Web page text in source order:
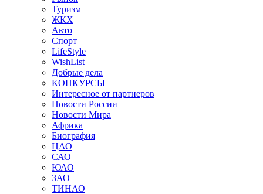
Туризм
ЖКХ
Авто
Спорт
LifeStyle
WishList
Добрые дела
КОНКУРСЫ
Интересное от партнеров
Новости России
Новости Мира
Африка
Биография
ЦАО
САО
ЮАО
ЗАО
ТИНАО